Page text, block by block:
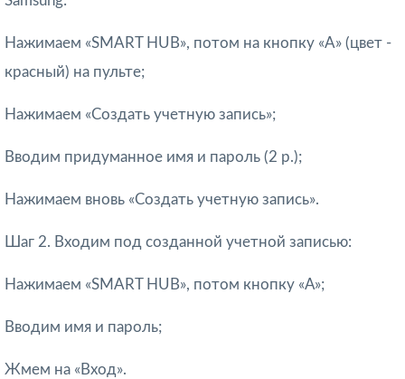
Нажимаем «SMART HUB», потом на кнопку «A» (цвет -
красный) на пульте;
Нажимаем «Создать учетную запись»;
Вводим придуманное имя и пароль (2 р.);
Нажимаем вновь «Создать учетную запись».
Шаг 2. Входим под созданной учетной записью:
Нажимаем «SMART HUB», потом кнопку «А»;
Вводим имя и пароль;
Жмем на «Вход».